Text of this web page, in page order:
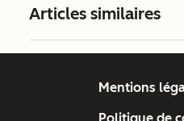
Articles similaires
Mentions